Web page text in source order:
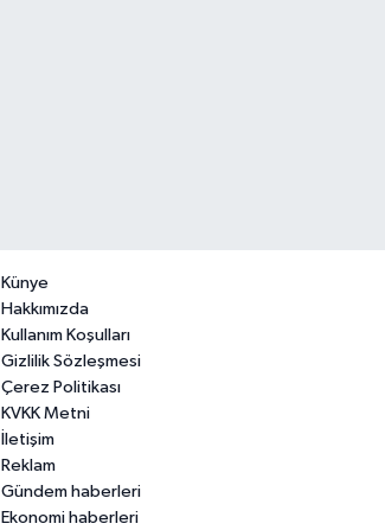
Künye
Hakkımızda
Kullanım Koşulları
Gizlilik Sözleşmesi
Çerez Politikası
KVKK Metni
İletişim
Reklam
Gündem haberleri
Ekonomi haberleri